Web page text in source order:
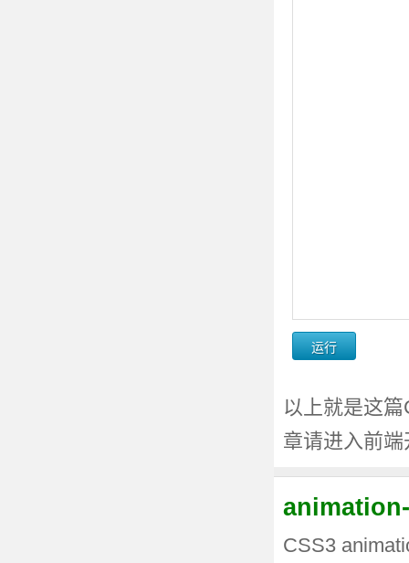
以上就是这
章请进入前
CSS3